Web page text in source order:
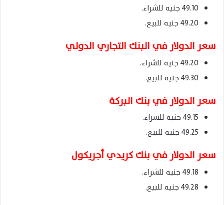
49.10 جنيه للشراء.
49.20 جنيه للبيع.
سعر الدولار في البنك التجاري الدولي
49.20 جنيه للشراء.
49.30 جنيه للبيع.
سعر الدولار في بنك البركة
49.15 جنيه للشراء.
49.25 جنيه للبيع.
سعر الدولار في بنك كريدي أجريكول
49.18 جنيه للشراء.
49.28 جنيه للبيع.